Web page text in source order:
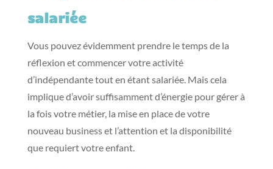
salariée
Vous pouvez évidemment prendre le temps de la
réflexion et commencer votre activité
d’indépendante tout en étant salariée. Mais cela
implique d’avoir suffisamment d’énergie pour gérer à
la fois votre métier, la mise en place de votre
nouveau business et l’attention et la disponibilité
que requiert votre enfant.